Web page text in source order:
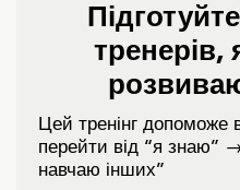
тренерів,
Цей тренінг допоможе
перейти від “я знаю”
навчаю інших”